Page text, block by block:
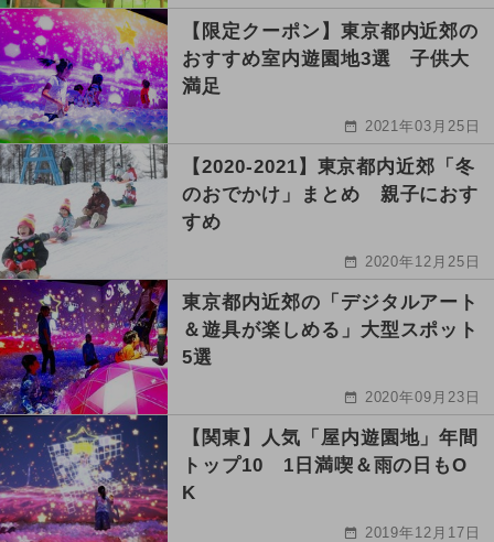
【限定クーポン】東京都内近郊の
おすすめ室内遊園地3選 子供大
満足
2021年03月25日
【2020-2021】東京都内近郊「冬
のおでかけ」まとめ 親子におす
すめ
2020年12月25日
東京都内近郊の「デジタルアート
＆遊具が楽しめる」大型スポット
5選
2020年09月23日
【関東】人気「屋内遊園地」年間
トップ10 1日満喫＆雨の日もO
K
2019年12月17日